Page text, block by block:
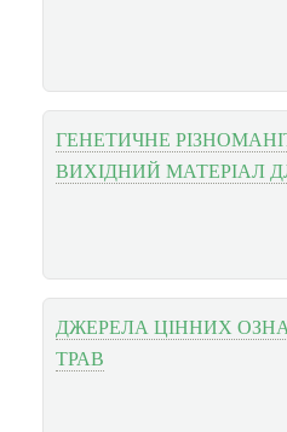
ГЕНЕТИЧНЕ
ВИХІДНИЙ МАТЕРІАЛ
ДЖЕРЕЛА ЦІННИХ
ТРАВ